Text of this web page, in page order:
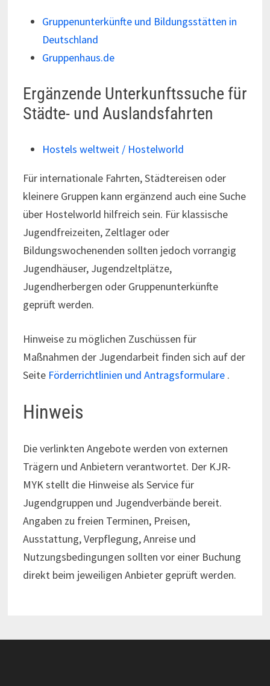
Gruppenunterkünfte und Bildungsstätten in
Deutschland
Gruppenhaus.de
Ergänzende Unterkunftssuche für
Städte- und Auslandsfahrten
Hostels weltweit / Hostelworld
Für internationale Fahrten, Städtereisen oder
kleinere Gruppen kann ergänzend auch eine Suche
über Hostelworld hilfreich sein. Für klassische
Jugendfreizeiten, Zeltlager oder
Bildungswochenenden sollten jedoch vorrangig
Jugendhäuser, Jugendzeltplätze,
Jugendherbergen oder Gruppenunterkünfte
geprüft werden.
Hinweise zu möglichen Zuschüssen für
Maßnahmen der Jugendarbeit finden sich auf der
Seite Förderrichtlinien und Antragsformulare .
Hinweis
Die verlinkten Angebote werden von externen
Trägern und Anbietern verantwortet. Der KJR-
MYK stellt die Hinweise als Service für
Jugendgruppen und Jugendverbände bereit.
Angaben zu freien Terminen, Preisen,
Ausstattung, Verpflegung, Anreise und
Nutzungsbedingungen sollten vor einer Buchung
direkt beim jeweiligen Anbieter geprüft werden.